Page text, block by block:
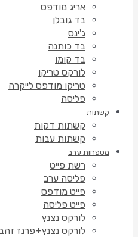
אריג מודפס
בד גובלן
ג'ינס
בד כותנה
בד קומו
לורקס טריקו
טריקו מודפס לייקרה
פליסה
קשתות
קשתות דקות
קשתות עבות
מטפחות ערב
רשת פייט
פליסה ערב
פייט מודפס
פייט פליסה
לורקס נצנץ
לורקס נצנץ+פרנז